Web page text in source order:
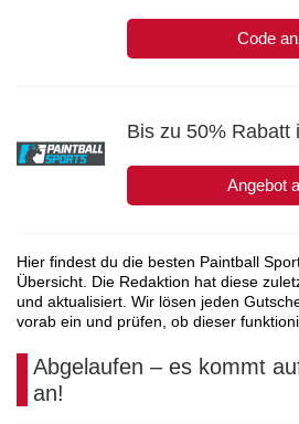
Code
Bis zu 50% Rabatt
Angebot
Hier findest du die besten Paintball
Übersicht. Die Redaktion hat diese
und aktualisiert. Wir lösen jeden
vorab ein und prüfen, ob dieser
Abgelaufen – es kommt
an!